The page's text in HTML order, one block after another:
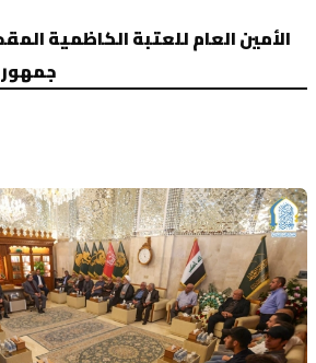
الأمين العام للعتبة الكاظمية